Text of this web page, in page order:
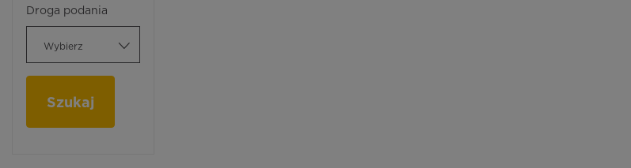
Droga podania
Wybierz
Szukaj